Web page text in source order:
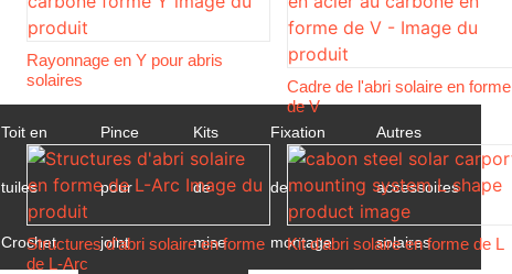
Toit en
tuiles
Crochet
Pince
pour
joint
Kits
de
mise
Fixation
de
montage
Autres
accessoires
solaires
Rayonnage en Y pour abris
solaires
Cadre de l'abri solaire en forme
de V
Structures d'abri solaire en forme
de L-Arc
Kit d'abri solaire en forme de L